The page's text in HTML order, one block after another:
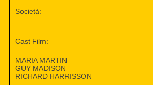
Società:
Cast Film:
MARIA MARTIN
GUY MADISON
RICHARD HARRISSON